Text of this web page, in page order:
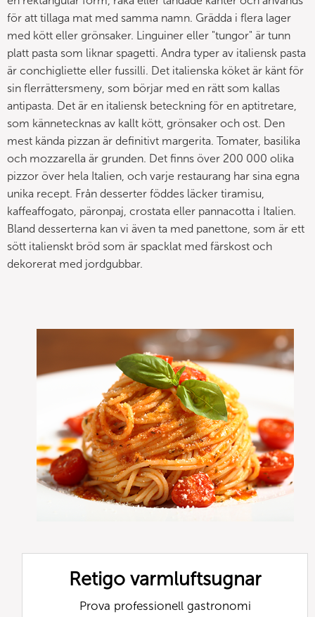
för att tillaga mat med samma namn. Grädda i flera lager
med kött eller grönsaker. Linguiner eller "tungor" är tunn
platt pasta som liknar spagetti. Andra typer av italiensk pasta
är conchigliette eller fussilli. Det italienska köket är känt för
sin flerrättersmeny, som börjar med en rätt som kallas
antipasta. Det är en italiensk beteckning för en aptitretare,
som kännetecknas av kallt kött, grönsaker och ost. Den
mest kända pizzan är definitivt margerita. Tomater, basilika
och mozzarella är grunden. Det finns över 200 000 olika
pizzor över hela Italien, och varje restaurang har sina egna
unika recept. Från desserter föddes läcker tiramisu,
kaffeaffogato, päronpaj, crostata eller pannacotta i Italien.
Bland desserterna kan vi även ta med panettone, som är ett
sött italienskt bröd som är spacklat med färskost och
dekorerat med jordgubbar.
Retigo varmluftsugnar
Prova professionell gastronomi